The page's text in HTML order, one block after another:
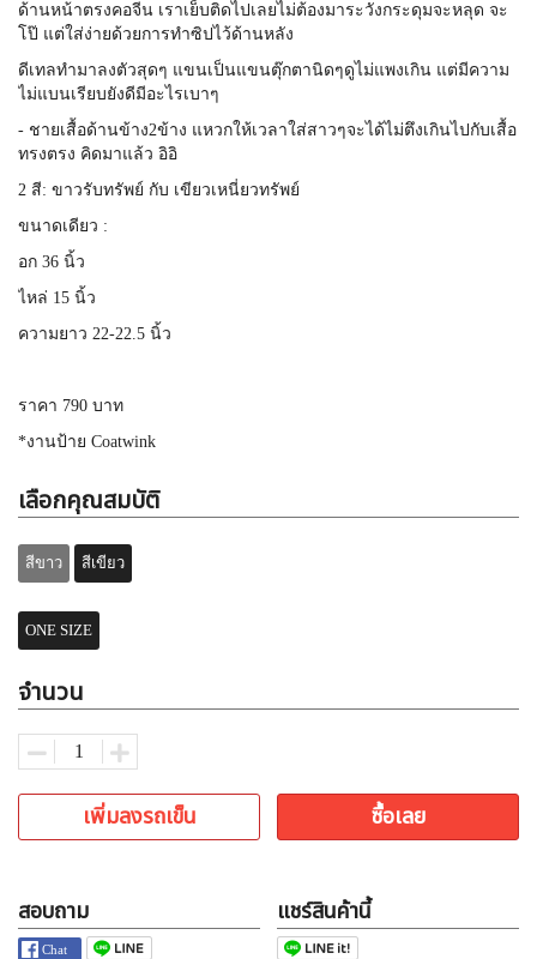
ด้านหน้าตรงคอจีน เราเย็บติดไปเลยไม่ต้องมาระวังกระดุมจะหลุด จะ
โป๊ แต่ใส่ง่ายด้วยการทำซิปไว้ด้านหลัง
ดีเทลทำมาลงตัวสุดๆ แขนเป็นแขนตุ๊กตานิดๆดูไม่แพงเกิน แต่มีความ
ไม่แบนเรียบยังดีมีอะไรเบาๆ
- ชายเสื้อด้านข้าง2ข้าง แหวกให้เวลาใส่สาวๆจะได้ไม่ตึงเกินไปกับเสื้อ
ทรงตรง คิดมาแล้ว อิอิ
2 สี: ขาวรับทรัพย์ กับ เขียวเหนี่ยวทรัพย์
ขนาดเดียว :
อก 36 นิ้ว
ไหล่ 15 นิ้ว
ความยาว 22-22.5 นิ้ว
ราคา 790 บาท
*งานป้าย Coatwink
เลือกคุณสมบัติ
สีขาว สีเขียว
ONE SIZE
จำนวน
เพิ่มลงรถเข็น ซื้อเลย
สอบถาม แชร์สินค้านี้